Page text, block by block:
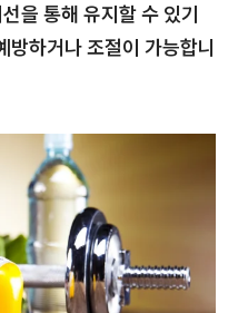
을 통해 유지할 수 있기
방하거나 조절이 가능합니